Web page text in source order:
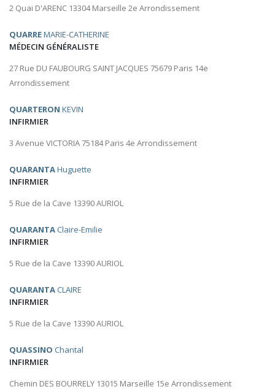
2 Quai D'ARENC 13304 Marseille 2e Arrondissement
QUARREMARIE-CATHERINE
MÉDECIN GÉNÉRALISTE
27 Rue DU FAUBOURG SAINT JACQUES 75679 Paris 14e
Arrondissement
QUARTERON KEVIN
INFIRMIER
3 Avenue VICTORIA 75184 Paris 4e Arrondissement
QUARANTAHuguette
INFIRMIER
5 Rue de la Cave 13390 AURIOL
QUARANTA Claire-Emilie
INFIRMIER
5 Rue de la Cave 13390 AURIOL
QUARANTA CLAIRE
INFIRMIER
5 Rue de la Cave 13390 AURIOL
QUASSINO Chantal
INFIRMIER
Chemin DES BOURRELY 13015 Marseille 15e Arrondissement